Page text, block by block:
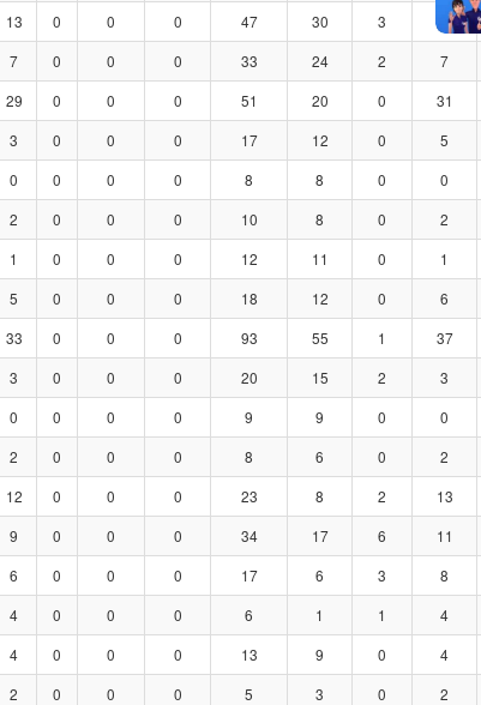
13 0 0 0 47 30 3 14
7 0 0 0 33 24 2 7
29 0 0 0 51 20 0 31
3 0 0 0 17 12 0 5
0 0 0 0 8 8 0 0
2 0 0 0 10 8 0 2
1 0 0 0 12 11 0 1
5 0 0 0 18 12 0 6
33 0 0 0 93 55 1 37
3 0 0 0 20 15 2 3
0 0 0 0 9 9 0 0
2 0 0 0 8 6 0 2
12 0 0 0 23 8 2 13
9 0 0 0 34 17 6 11
6 0 0 0 17 6 3 8
4 0 0 0 6 1 1 4
4 0 0 0 13 9 0 4
2 0 0 0 5 3 0 2